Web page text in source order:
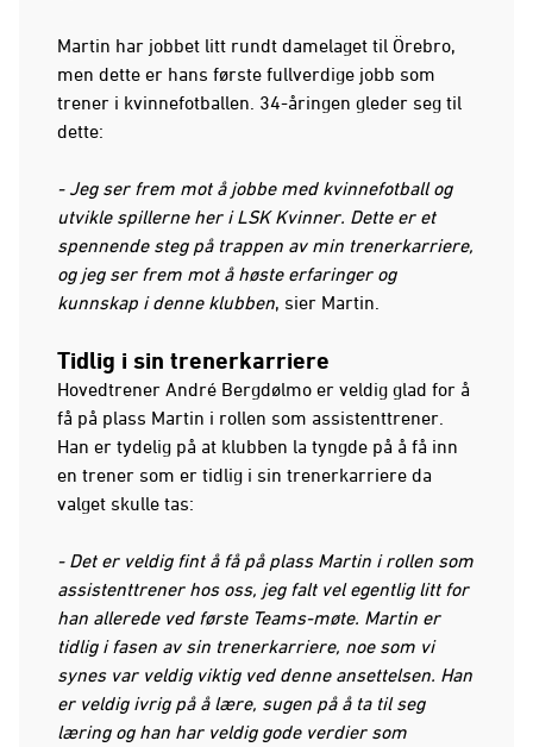
Martin har jobbet litt rundt damelaget til Örebro,
men dette er hans første fullverdige jobb som
trener i kvinnefotballen. 34-åringen gleder seg til
dette:
- Jeg ser frem mot å jobbe med kvinnefotball og
utvikle spillerne her i LSK Kvinner. Dette er et
spennende steg på trappen av min trenerkarriere,
og jeg ser frem mot å høste erfaringer og
kunnskap i denne klubben, sier Martin.
Tidlig i sin trenerkarriere
Hovedtrener André Bergdølmo er veldig glad for å
få på plass Martin i rollen som assistenttrener.
Han er tydelig på at klubben la tyngde på å få inn
en trener som er tidlig i sin trenerkarriere da
valget skulle tas:
- Det er veldig fint å få på plass Martin i rollen som
assistenttrener hos oss, jeg falt vel egentlig litt for
han allerede ved første Teams-møte. Martin er
tidlig i fasen av sin trenerkarriere, noe som vi
synes var veldig viktig ved denne ansettelsen. Han
er veldig ivrig på å lære, sugen på å ta til seg
læring og han har veldig gode verdier som